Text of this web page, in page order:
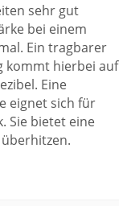
sehr gut
bei einem
Ein tragbarer
kommt hierbei auf
Eine
eignet sich für
Sie bietet eine